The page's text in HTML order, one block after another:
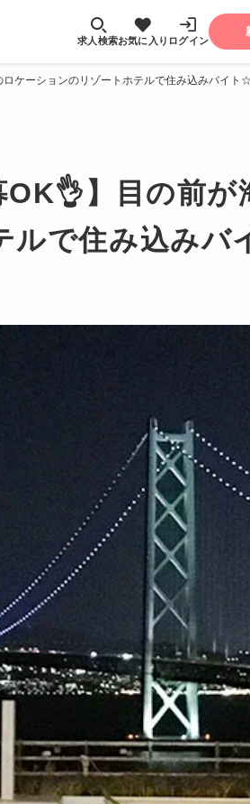
求人検索お気に入り ログイン
ロケーションのリゾートホテルで住み込みバイト☆
OK👌】目の前が
ルで住み込み